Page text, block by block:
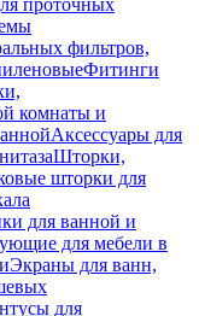
проточных
фильтров,
Фитинги
комнаты и
Аксессуары для
Шторки,
шторки для
для ванной и
для мебели в
Экраны для ванн,
для